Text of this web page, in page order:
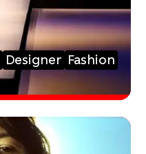
Designer Fashion